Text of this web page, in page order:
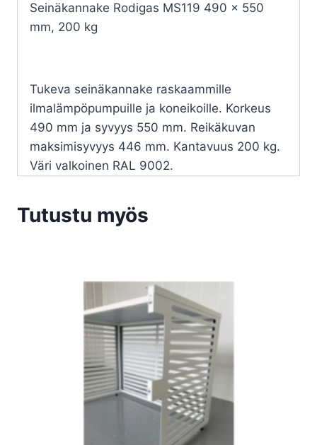
Seinäkannake Rodigas MS119 490 x 550
mm, 200 kg
Tukeva seinäkannake raskaammille
ilmalämpöpumpuille ja koneikoille. Korkeus
490 mm ja syvyys 550 mm. Reikäkuvan
maksimisyvyys 446 mm. Kantavuus 200 kg.
Väri valkoinen RAL 9002.
Tutustu myös